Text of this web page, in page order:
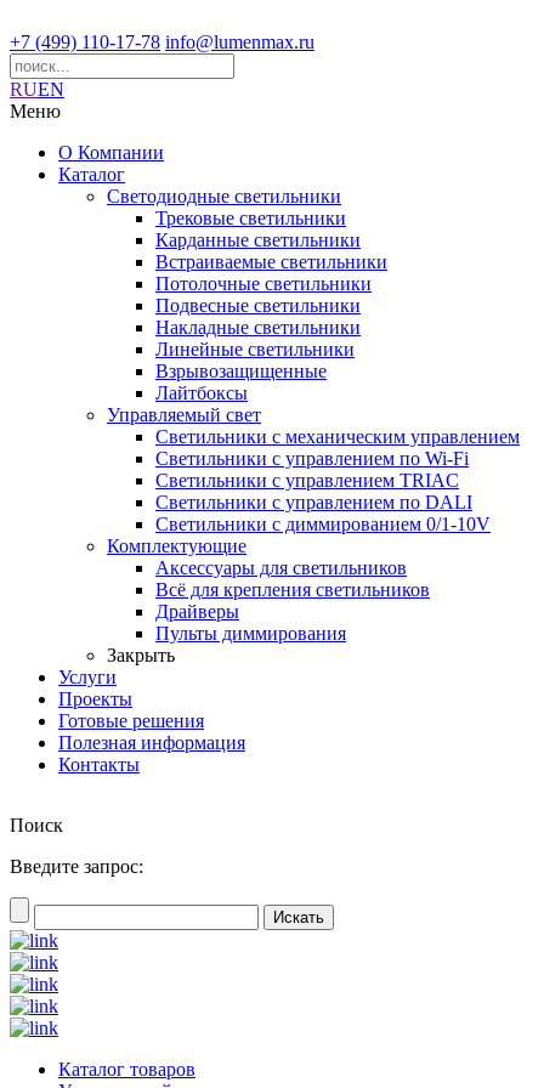
+7 (499) 110-17-78 info@lumenmax.ru
RUEN
Меню
О Компании
Каталог
Светодиодные светильники
Трековые светильники
Карданные светильники
Встраиваемые светильники
Потолочные светильники
Подвесные светильники
Накладные светильники
Линейные светильники
Взрывозащищенные
Лайтбоксы
Управляемый свет
Светильники с механическим управлением
Светильники с управлением по Wi-Fi
Светильники с управлением TRIAC
Светильники с управлением по DALI
Светильники с диммированием 0/1-10V
Комплектующие
Аксессуары для светильников
Всё для крепления светильников
Драйверы
Пульты диммирования
Закрыть
Услуги
Проекты
Готовые решения
Полезная информация
Контакты
Поиск
Введите запрос:
Каталог товаров